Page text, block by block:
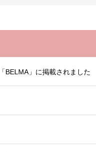
BELMA」に掲載されました